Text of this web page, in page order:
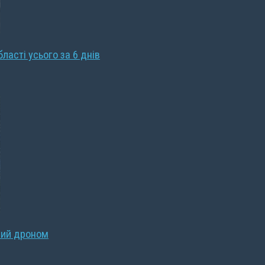
усього за 6 днів
дроном